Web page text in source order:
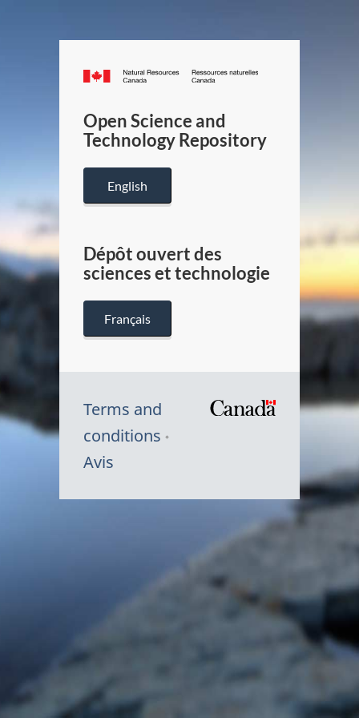
Canada.ca
/
Canada
Open Science and
Technology Repository
English
Dépôt ouvert des
sciences et technologie
Français
Terms and
conditions
Avis
du